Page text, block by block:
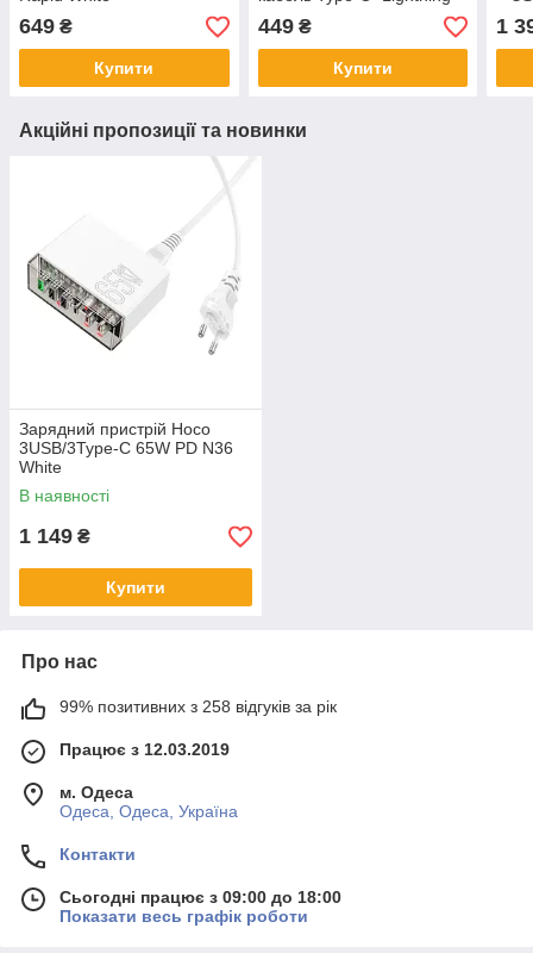
649 ₴
Купити
N5 White
449₴
Купити
1
Акційні пропозиції та новинки
Зарядний пристрій Hoco
3USB/3Type-C 65W PD N36
White
В наявності
1 149 ₴
Купити
Про нас
99% позитивних з 258 відгуків за рік
Працює з 12.03.2019
м. Одеса
Одеса, Одеса, Україна
Контакти
Сьогодні працює з 09:00 до 18:00
Показати весь графік роботи